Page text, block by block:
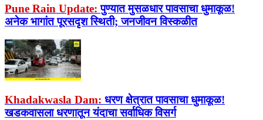
Pune Rain Update: पुण्यात मुसळधार पावसाचा धुमाकूळ!
अनेक भागांत पूरसदृश स्थिती; जनजीवन विस्कळीत
Khadakwasla Dam: धरण क्षेत्रात पावसाचा धुमाकूळ!
खडकवासला धरणातून यंदाचा सर्वाधिक विसर्ग